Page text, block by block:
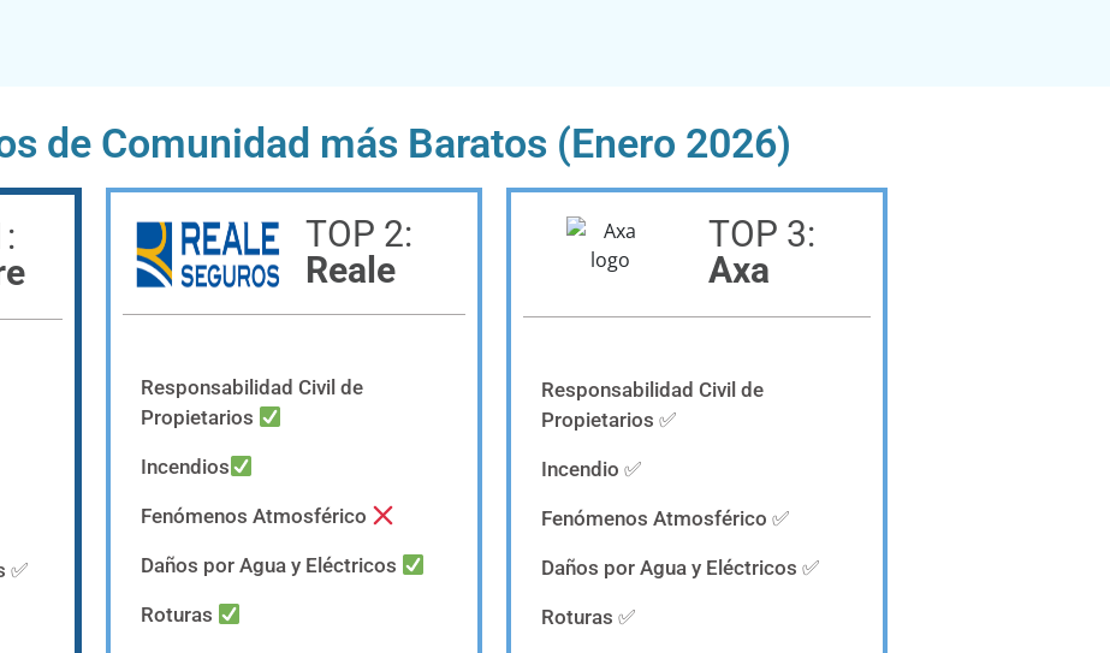
de Comunidad más Baratos (Enero 2026)
✅
TOP 2:
Reale
Responsabilidad Civil de
Propietarios
Incendios
Fenómenos Atmosférico
Daños por Agua y Eléctricos
Roturas
TOP 3:
Axa
Responsabilidad Civil de
Propietarios ✅
Incendio ✅
Fenómenos Atmosférico ✅
Daños por Agua y Eléctricos ✅
Roturas ✅